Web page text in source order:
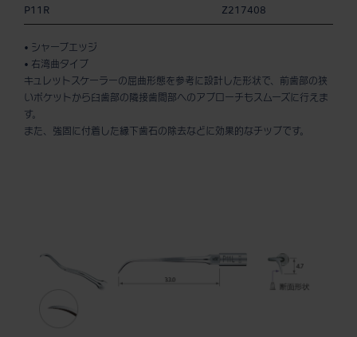
P11R Z217408
• シャープエッジ
• 右湾曲タイプ
キュレットスケーラーの屈曲形態を参考に設計した形状で、前歯部の狭
いポケットから臼歯部の隣接歯間部へのアプローチもスムーズに行えま
す。
また、強固に付着した縁下歯石の除去などに効果的なチップです。